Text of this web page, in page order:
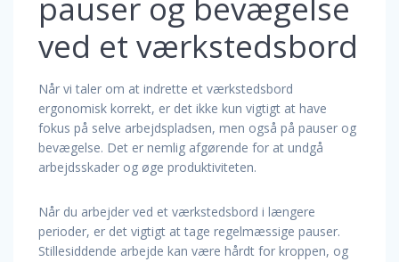
pauser og bevægelse
ved et værkstedsbord
Når vi taler om at indrette et værkstedsbord
ergonomisk korrekt, er det ikke kun vigtigt at have
fokus på selve arbejdspladsen, men også på pauser og
bevægelse. Det er nemlig afgørende for at undgå
arbejdsskader og øge produktiviteten.
Når du arbejder ved et værkstedsbord i længere
perioder, er det vigtigt at tage regelmæssige pauser.
Stillesiddende arbejde kan være hårdt for kroppen, og